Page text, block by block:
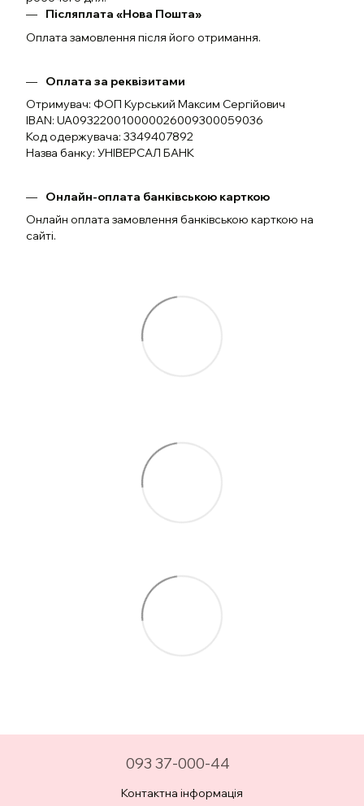
Післяплата «Нова Пошта»
Оплата замовлення після його отримання.
Оплата за реквізитами
Отримувач: ФОП Курський Максим Сергійович
IBAN: UA093220010000026009300059036
Код одержувача: 3349407892
Назва банку: УНІВЕРСАЛ БАНК
Онлайн-оплата банківською карткою
Онлайн оплата замовлення банківською карткою на
сайті.
093 37-000-44
Контактна інформація